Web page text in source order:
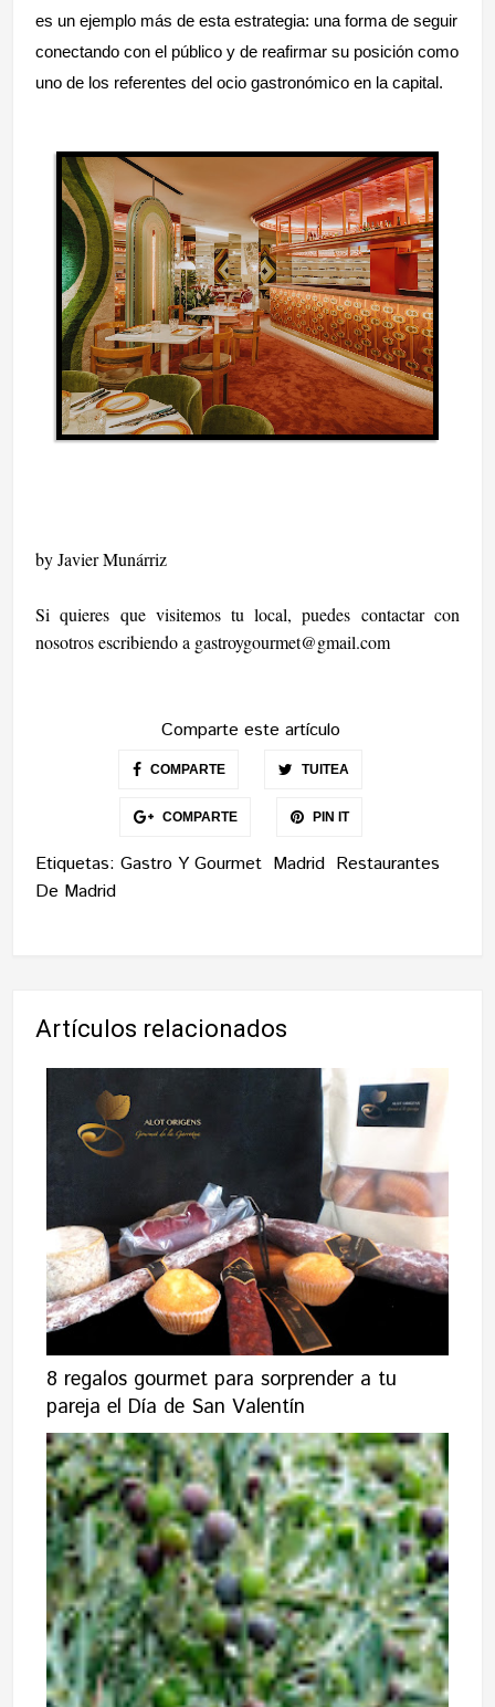
es un ejemplo más de esta estrategia: una forma de seguir
conectando con el público y de reafirmar su posición como
uno de los referentes del ocio gastronómico en la capital.
by Javier Munárriz
Si quieres que visitemos tu local, puedes contactar con
nosotros escribiendo a gastroygourmet@gmail.com
Comparte este artículo
COMPARTE TUITEA
COMPARTE PIN IT
Etiquetas:Gastro Y Gourmet Madrid Restaurantes
De Madrid
Artículos relacionados
8 regalos gourmet para sorprender a tu
pareja el Día de San Valentín